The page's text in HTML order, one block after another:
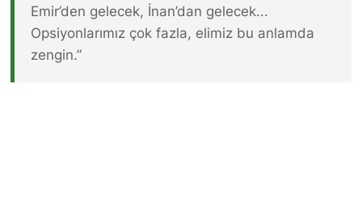
Emir’den gelecek, İnan’dan gelecek...
Opsiyonlarımız çok fazla, elimiz bu anlamda
zengin.”